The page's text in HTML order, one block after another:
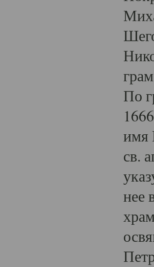
По
имя
св.
нее